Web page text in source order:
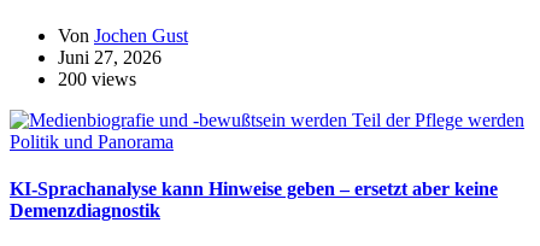
Von Jochen Gust
Juni 27, 2026
200 views
Politik und Panorama
KI-Sprachanalyse kann Hinweise geben – ersetzt aber keine
Demenzdiagnostik